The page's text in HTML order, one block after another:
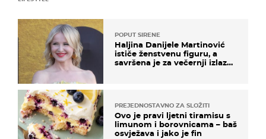
POPUT SIRENE
Haljina Danijele Martinović
ističe ženstvenu figuru, a
savršena je za večernji izlazak
PREJEDNOSTAVNO ZA SLOŽITI
Ovo je pravi ljetni tiramisu s
limunom i borovnicama – baš
osvježava i jako je fin